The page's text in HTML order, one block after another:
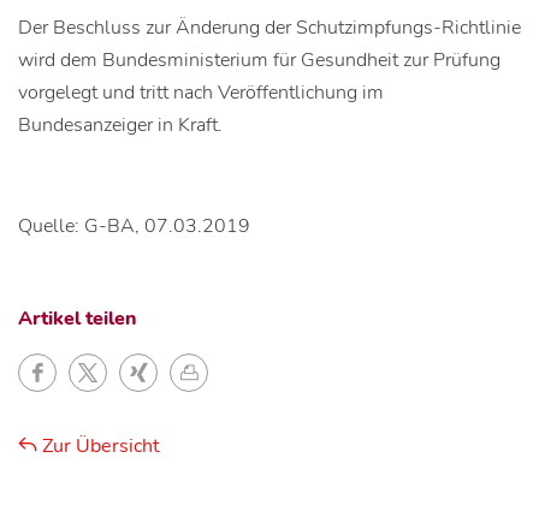
Der Beschluss zur Änderung der Schutzimpfungs-Richtlinie
wird dem Bundesministerium für Gesundheit zur Prüfung
vorgelegt und tritt nach Veröffentlichung im
Bundesanzeiger in Kraft.
Quelle: G-BA, 07.03.2019
Artikel teilen
Zur Übersicht